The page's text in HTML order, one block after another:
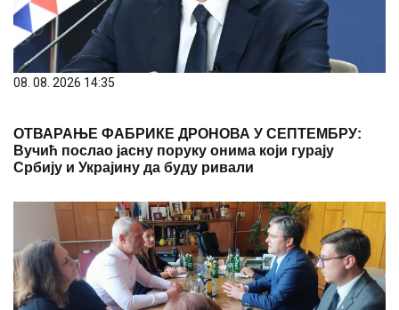
08. 08. 2026 14:35
ОТВАРАЊЕ ФАБРИКЕ ДРОНОВА У СЕПТЕМБРУ:
Вучић послао јасну поруку онима који гурају
Србију и Украјину да буду ривали